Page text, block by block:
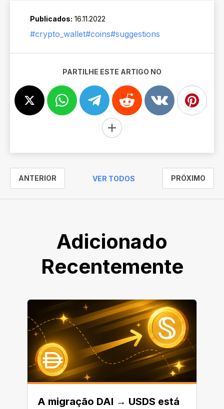
Publicados: 16.11.2022
#crypto_wallet#coins#suggestions
PARTILHE ESTE ARTIGO NO
ANTERIOR VER TODOS PRÓXIMO
Adicionado
Recentemente
A migração DAI → USDS está